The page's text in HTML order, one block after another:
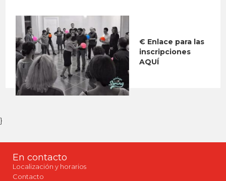
€ Enlace para las
inscripciones
AQUÍ
}
En contacto
Localización y horarios
Contacto